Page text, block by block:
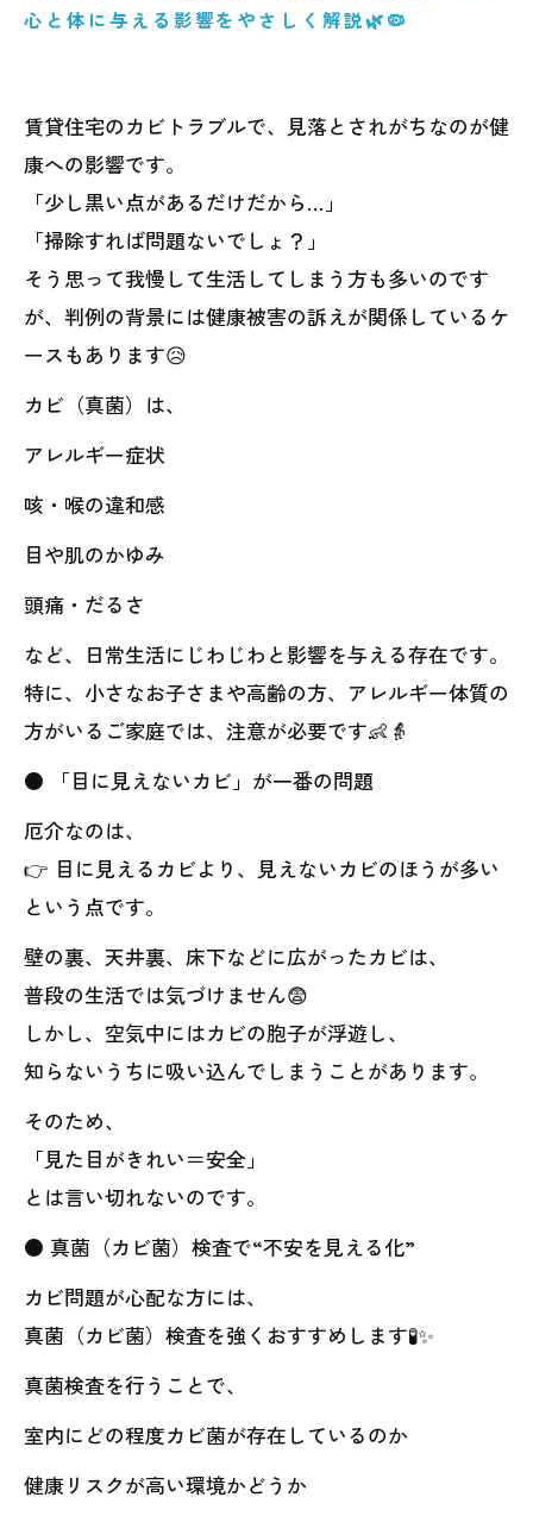
心と体に与える影響をやさしく解説🌿🦠
賃貸住宅のカビトラブルで、見落とされがちなのが健
康への影響です。
「少し黒い点があるだけだから…」
「掃除すれば問題ないでしょ？」
そう思って我慢して生活してしまう方も多いのです
が、判例の背景には健康被害の訴えが関係しているケ
ースもあります😥
カビ（真菌）は、
アレルギー症状
咳・喉の違和感
目や肌のかゆみ
頭痛・だるさ
など、日常生活にじわじわと影響を与える存在です。
特に、小さなお子さまや高齢の方、アレルギー体質の
方がいるご家庭では、注意が必要です👶👵
● 「目に見えないカビ」が一番の問題
厄介なのは、
👉 目に見えるカビより、見えないカビのほうが多い
という点です。
壁の裏、天井裏、床下などに広がったカビは、
普段の生活では気づけません😨
しかし、空気中にはカビの胞子が浮遊し、
知らないうちに吸い込んでしまうことがあります。
そのため、
「見た目がきれい＝安全」
とは言い切れないのです。
● 真菌（カビ菌）検査で“不安を見える化”
カビ問題が心配な方には、
真菌（カビ菌）検査を強くおすすめします🧪✨
真菌検査を行うことで、
室内にどの程度カビ菌が存在しているのか
健康リスクが高い環境かどうか